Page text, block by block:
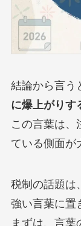
結論から言う
に爆上がりす
この言葉は、
ている側面が
税制の話題は
強い言葉に置
まずは、言